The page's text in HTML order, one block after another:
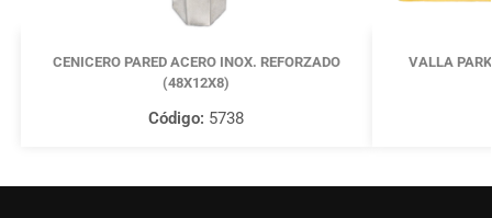
CENICERO PARED ACERO INOX. REFORZADO
(48X12X8)
Código: 5738
VALLA